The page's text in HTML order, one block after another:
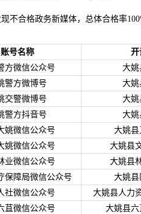
不合格政务新媒体，总体合格率
账号名称 开
方微信公众号 大姚
警方微博号 大姚
交警微博号 大姚
警方抖音号 大姚
姚微信公众号 大姚县
姚微信公众号 大姚县
业微信公众号 大姚县
保障局微信公众号 大姚县
社微信公众号 大姚县人力
苴微信公众号 大姚县